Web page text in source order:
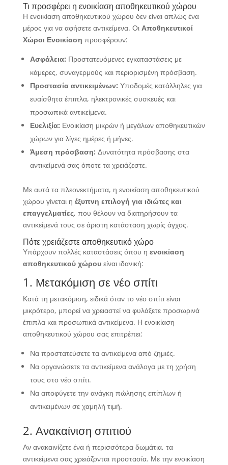
Τι προσφέρει η ενοικίαση αποθηκευτικού χώρου
Η ενοικίαση αποθηκευτικού χώρου δεν είναι απλώς ένα
μέρος για να αφήσετε αντικείμενα. Οι Αποθηκευτικοί
Χώροι Ενοικίαση προσφέρουν:
Ασφάλεια: Προστατευόμενες εγκαταστάσεις με
κάμερες, συναγερμούς και περιορισμένη πρόσβαση.
Προστασία αντικειμένων: Υποδομές κατάλληλες για
ευαίσθητα έπιπλα, ηλεκτρονικές συσκευές και
προσωπικά αντικείμενα.
Ευελιξία: Ενοικίαση μικρών ή μεγάλων αποθηκευτικών
χώρων για λίγες ημέρες ή μήνες.
Άμεση πρόσβαση: Δυνατότητα πρόσβασης στα
αντικείμενά σας όποτε τα χρειάζεστε.
Με αυτά τα πλεονεκτήματα, η ενοικίαση αποθηκευτικού
χώρου γίνεται η έξυπνη επιλογή για ιδιώτες και
επαγγελματίες, που θέλουν να διατηρήσουν τα
αντικείμενά τους σε άριστη κατάσταση χωρίς άγχος.
Πότε χρειάζεστε αποθηκευτικό χώρο
Υπάρχουν πολλές καταστάσεις όπου η ενοικίαση
αποθηκευτικού χώρουείναι ιδανική:
1. Μετακόμιση σε νέο σπίτι
Κατά τη μετακόμιση, ειδικά όταν το νέο σπίτι είναι
μικρότερο, μπορεί να χρειαστεί να φυλάξετε προσωρινά
έπιπλα και προσωπικά αντικείμενα. Η ενοικίαση
αποθηκευτικού χώρου σας επιτρέπει:
Να προστατεύσετε τα αντικείμενα από ζημιές.
Να οργανώσετε τα αντικείμενα ανάλογα με τη χρήση
τους στο νέο σπίτι.
Να αποφύγετε την ανάγκη πώλησης επίπλων ή
αντικειμένων σε χαμηλή τιμή.
2. Ανακαίνιση σπιτιού
Αν ανακαινίζετε ένα ή περισσότερα δωμάτια, τα
αντικείμενα σας χρειάζονται προστασία. Με την ενοικίαση